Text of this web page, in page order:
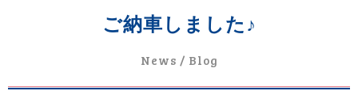
ご納車しました♪
News / Blog